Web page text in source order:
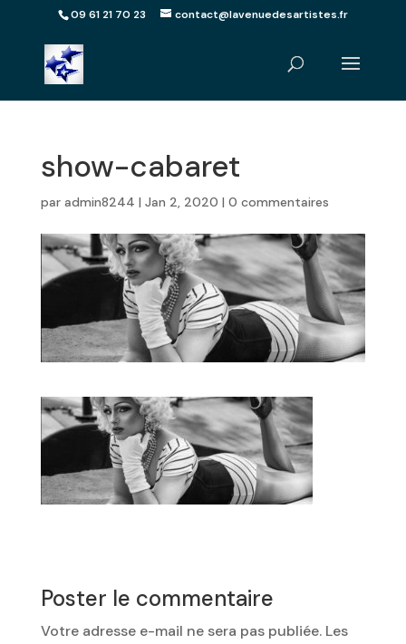
09 61 21 70 23 contact@lavenuedesartistes.fr
show-cabaret
par admin8244 | Jan 2, 2020 | 0 commentaires
Poster le commentaire
Votre adresse e-mail ne sera pas publiée. Les